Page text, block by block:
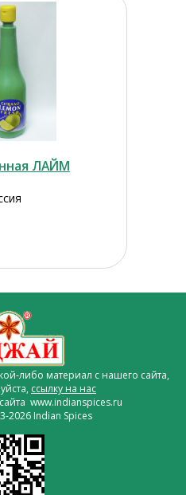
ЛАЙМ
либо материал с нашего сайта,
ссылку на нас
www.indianspices.ru
2026 Indian Spices